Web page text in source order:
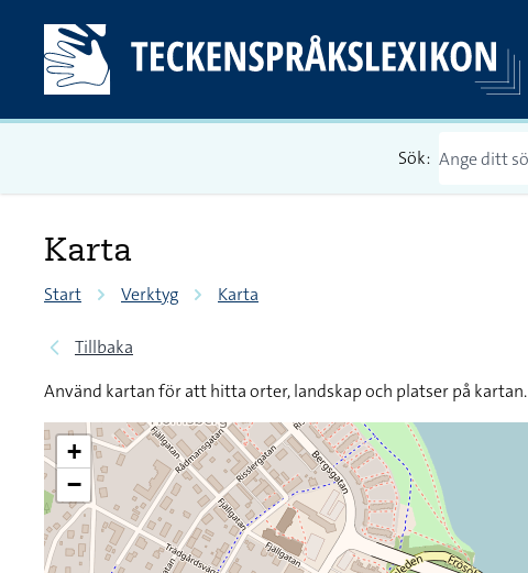
Sök:
Karta
Start Verktyg Karta
Tillbaka
Använd kartan för att hitta orter, landskap och platser på kartan.
+
−